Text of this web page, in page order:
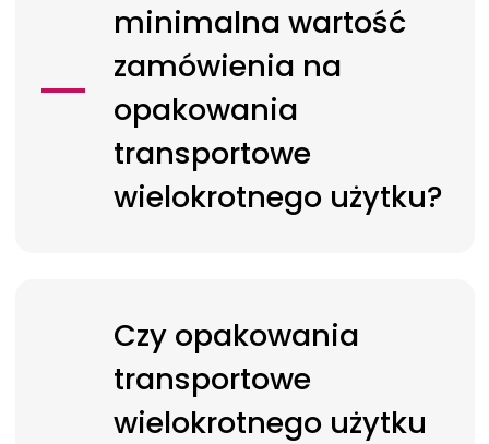
minimalna wartość
zamówienia na
opakowania
transportowe
wielokrotnego użytku?
Czy opakowania
transportowe
wielokrotnego użytku